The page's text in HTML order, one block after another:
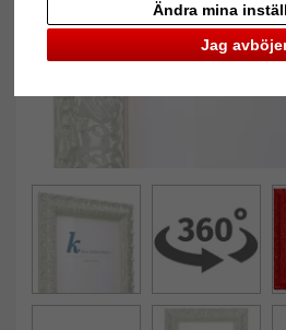
Jag
Ändra mina